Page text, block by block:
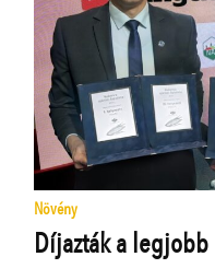
Növény
Díjazták a